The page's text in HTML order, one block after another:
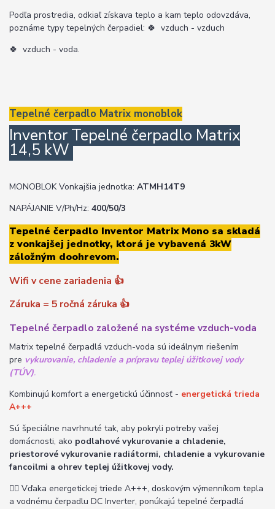
Podľa prostredia, odkiaľ získava teplo a kam teplo odovzdáva,
poznáme typy tepelných čerpadiel: 🍀 vzduch - vzduch
🍀 vzduch - voda.
Tepelné čerpadlo Matrix monoblok
Inventor Tepelné čerpadlo Matrix
14,5 kW
MONOBLOK Vonkajšia jednotka: ATMH14T9
NAPÁJANIE V/Ph/Hz: 400/50/3
Tepelné čerpadlo Inventor Matrix Mono sa skladá
z vonkajšej jednotky, ktorá je vybavená 3kW
záložným doohrevom.
Wifi v cene zariadenia 👍
Záruka = 5 ročná záruka 👍
Tepelné čerpadlo založené na systéme vzduch-voda
Matrix tepelné čerpadlá vzduch-voda sú ideálnym riešením
pre vykurovanie, chladenie a prípravu teplej úžitkovej vody
(TÚV).
Kombinujú komfort a energetickú účinnosť - energetická trieda
A+++
Sú špeciálne navrhnuté tak, aby pokryli potreby vašej
domácnosti, ako podlahové vykurovanie a chladenie,
priestorové vykurovanie radiátormi, chladenie a vykurovanie
fancoilmi a ohrev teplej úžitkovej vody.
👉🏽 Vďaka energetickej triede A+++, doskovým výmenníkom tepla
a vodnému čerpadlu DC Inverter, ponúkajú tepelné čerpadlá